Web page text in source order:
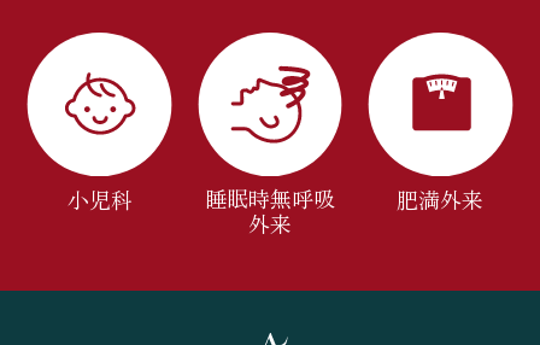
小児科
睡眠時無呼吸
外来
肥満外来